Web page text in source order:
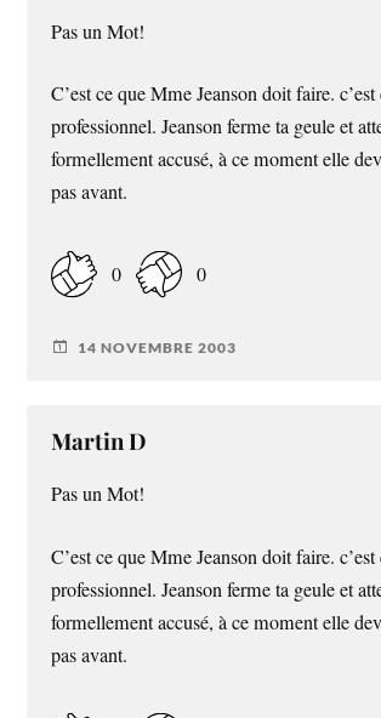
Pas un Mot!
C’est ce que Mme Jeanson doit faire.
professionnel. Jeanson ferme ta geule et
formellement accusé, à ce moment elle
pas avant.
0 0
14 NOVEMBRE 2003
Martin D
Pas un Mot!
C’est ce que Mme Jeanson doit faire.
professionnel. Jeanson ferme ta geule et
formellement accusé, à ce moment elle
pas avant.